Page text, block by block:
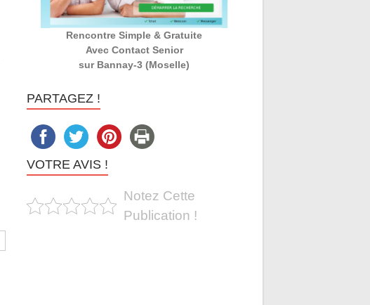
Rencontre Simple & Gratuite
Avec Contact Senior
sur Bannay-3 (Moselle)
PARTAGEZ !
VOTRE AVIS !
Notez Cette
Publication !